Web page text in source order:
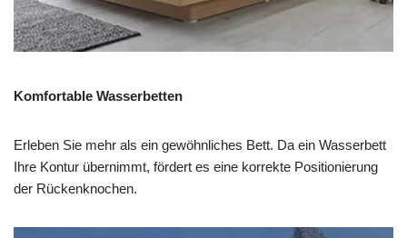
Komfortable Wasserbetten
Erleben Sie mehr als ein gewöhnliches Bett. Da ein Wasserbett
Ihre Kontur übernimmt, fördert es eine korrekte Positionierung
der Rückenknochen.